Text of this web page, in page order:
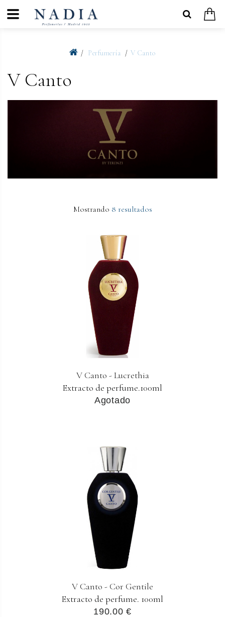
Perfumería V Canto
V Canto
Mostrando 8 resultados
V Canto - Lucrethia
Extracto de perfume.100ml
Agotado
V Canto - Cor Gentile
Extracto de perfume. 100ml
190.00 €